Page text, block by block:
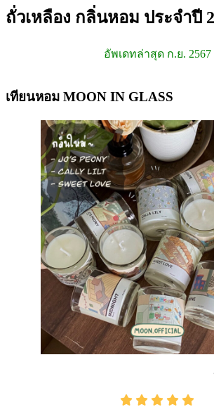
ถั่วเหลือง กลิ่นหอม ประจำปี
อัพเดทล่าสุด ก.ย. 2567
เทียนหอม MOON IN GLASS